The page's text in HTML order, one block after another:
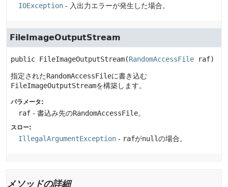
IOException - 入出力エラーが発生した場合。
FileImageOutputStream
public FileImageOutputStream(RandomAccessFile raf)
指定されたRandomAccessFileに書き込む
FileImageOutputStreamを構築します。
パラメータ:
raf - 書込み先のRandomAccessFile。
スロー:
IllegalArgumentException - rafがnullの場合。
メソッドの詳細